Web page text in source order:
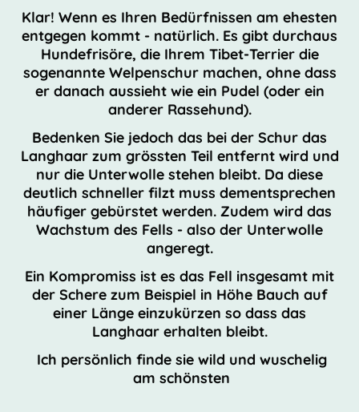
Klar! Wenn es Ihren Bedürfnissen am ehesten
entgegen kommt - natürlich. Es gibt durchaus
Hundefrisöre, die Ihrem Tibet-Terrier die
sogenannte Welpenschur machen, ohne dass
er danach aussieht wie ein Pudel (oder ein
anderer Rassehund).
Bedenken Sie jedoch das bei der Schur das
Langhaar zum grössten Teil entfernt wird und
nur die Unterwolle stehen bleibt. Da diese
deutlich schneller filzt muss dementsprechen
häufiger gebürstet werden. Zudem wird das
Wachstum des Fells - also der Unterwolle
angeregt.
Ein Kompromiss ist es das Fell insgesamt mit
der Schere zum Beispiel in Höhe Bauch auf
einer Länge einzukürzen so dass das
Langhaar erhalten bleibt.
Ich persönlich finde sie wild und wuschelig
am schönsten